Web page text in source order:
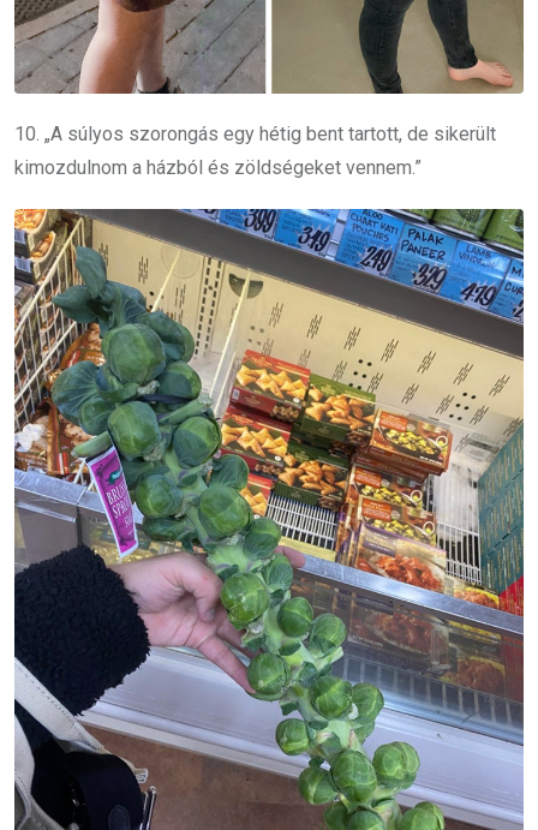
10. „A súlyos szorongás egy hétig bent tartott, de sikerült
kimozdulnom a házból és zöldségeket vennem.”